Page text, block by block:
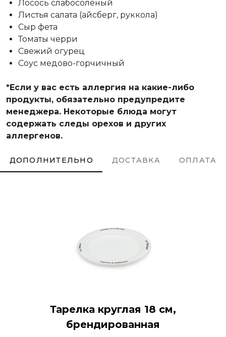
Лосось слабосолёный
Листья салата (айсберг, руккола)
Сыр фета
Томаты черри
Свежий огурец
Соус медово-горчичный
*Если у вас есть аллергия на какие-либо
продукты, обязательно предупредите
менеджера. Некоторые блюда могут
содержать следы орехов и других
аллергенов.
ДОПОЛНИТЕЛЬНО ДОСТАВКА ОПЛАТА
Тарелка круглая 18 см,
брендированная